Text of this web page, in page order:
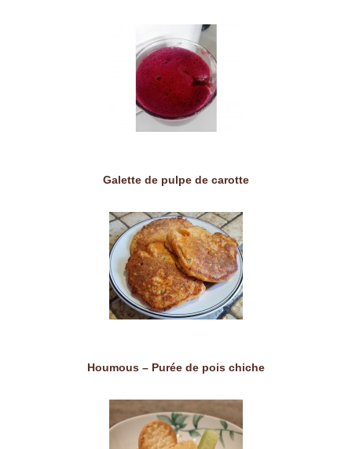
Galette de pulpe de carotte
Houmous – Purée de pois chiche